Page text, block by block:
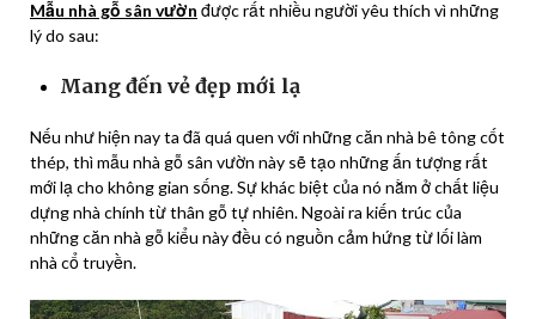
Mẫu nhà gỗ sân vườn được rất nhiều người yêu thích vì những
lý do sau:
Mang đến vẻ đẹp mới lạ
Nếu như hiện nay ta đã quá quen với những căn nhà bê tông cốt
thép, thì mẫu nhà gỗ sân vườn này sẽ tạo những ấn tượng rất
mới lạ cho không gian sống. Sự khác biệt của nó nằm ở chất liệu
dựng nhà chính từ thân gỗ tự nhiên. Ngoài ra kiến trúc của
những căn nhà gỗ kiểu này đều có nguồn cảm hứng từ lối làm
nhà cổ truyền.